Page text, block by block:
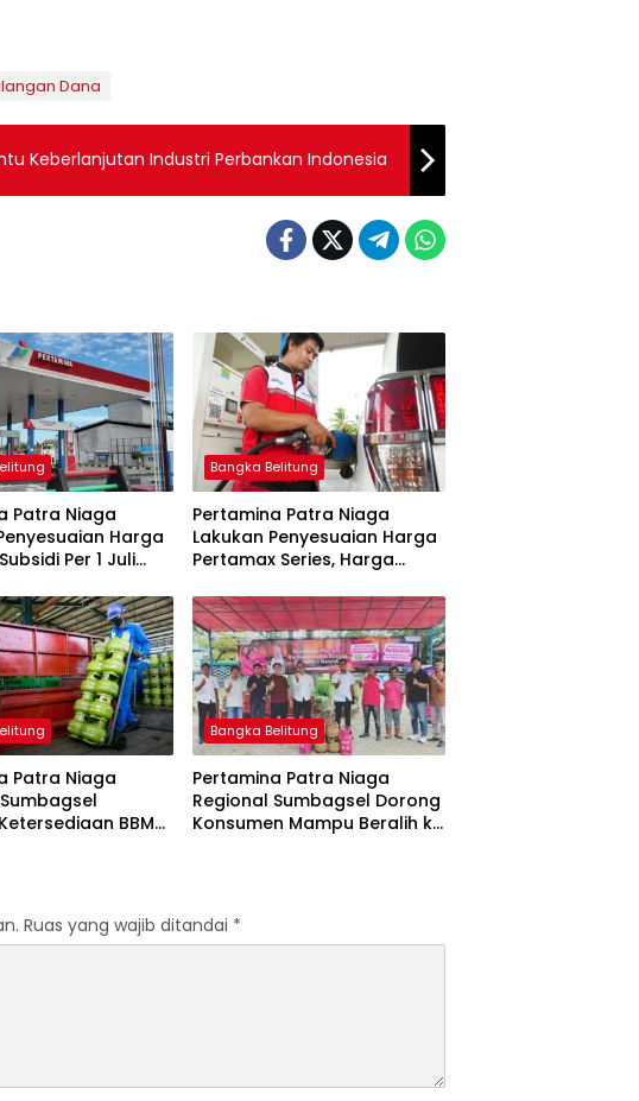
Dana
Keberlanjutan Industri Perbankan Indonesia
Patra Niaga
Harga
Per 1 Juli
Bangka Belitung
Pertamina Patra Niaga
Lakukan Penyesuaian Harga
Pertamax Series, Harga
Tetap
Patra Niaga
BBM
Bangka Belitung
Pertamina Patra Niaga
Regional Sumbagsel Dorong
Konsumen Mampu Beralih ke
Ruas yang wajib ditandai *